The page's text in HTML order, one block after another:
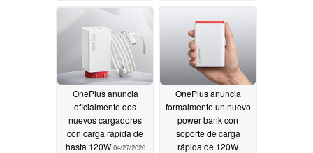
04/29/2026
OnePlus anuncia
oficialmente dos
nuevos cargadores
con carga rápida de
hasta 120W04/27/2026
OnePlus anuncia
formalmente un nuevo
power bank con
soporte de carga
rápida de 120W